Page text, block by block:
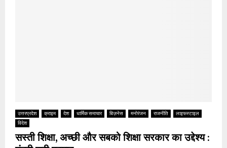
उत्तरप्रदेश क्राइम देश धार्मिक समाचार बिज़नेस मनोरंजन राजनीति
लाइफस्टाइल
विदेश
सस्ती शिक्षा, अच्छी और सबको शिक्षा सरकार का उद्देश्य :